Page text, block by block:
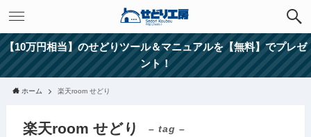
【10万円相当】のせどりツール＆マニュアルを【無料】でプレゼ
ント！
ホーム 楽天room せどり
楽天room せどり – tag –